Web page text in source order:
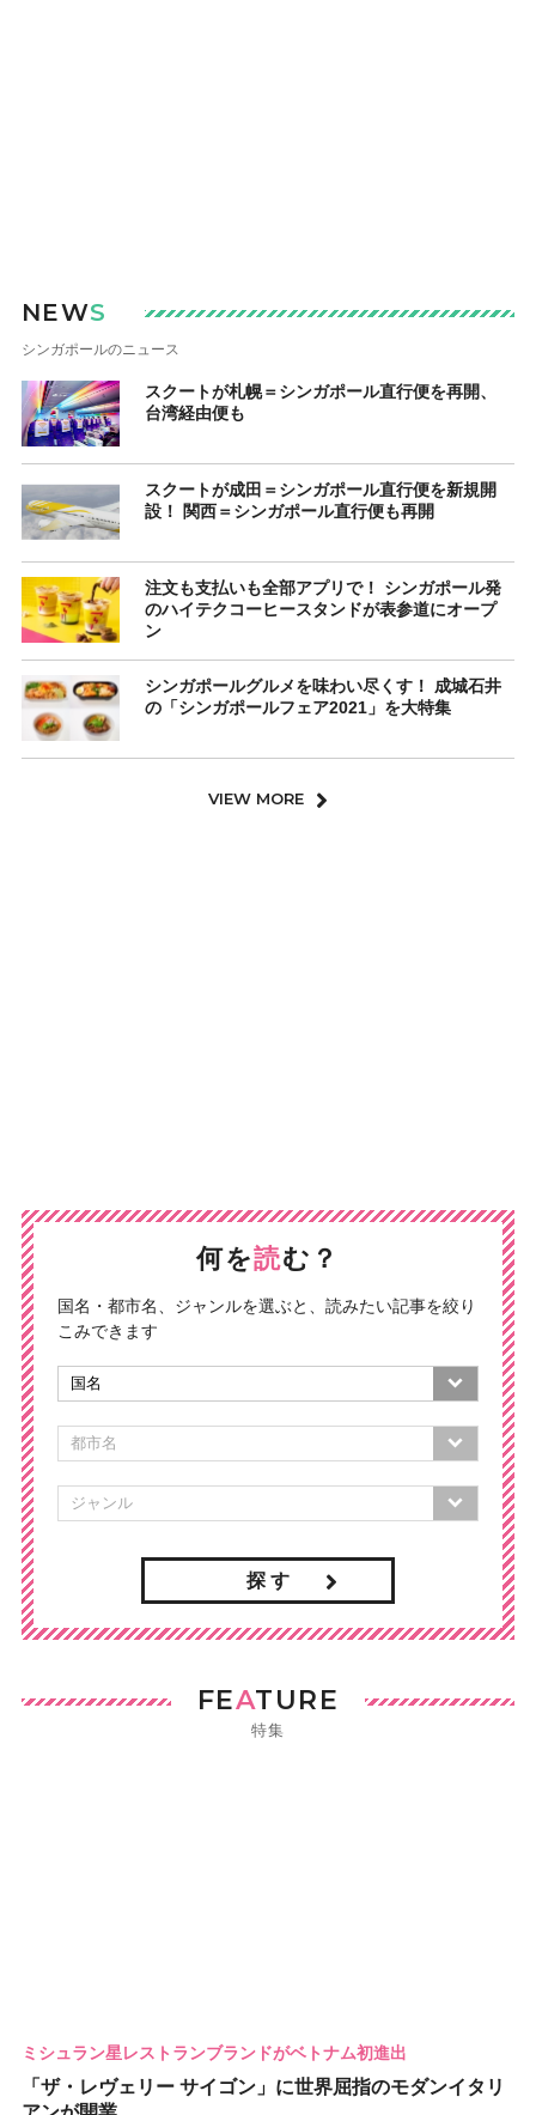
NEWS
シンガポールのニュース
スクートが札幌＝シンガポール直行便を再開、
台湾経由便も
スクートが成田＝シンガポール直行便を新規開
設！ 関西＝シンガポール直行便も再開
注文も支払いも全部アプリで！ シンガポール発
のハイテクコーヒースタンドが表参道にオープ
ン
シンガポールグルメを味わい尽くす！ 成城石井
の「シンガポールフェア2021」を大特集
VIEW MORE
何を読む？
国名・都市名、ジャンルを選ぶと、読みたい記事を絞り
こみできます
探 す
FEATURE
特集
ミシュラン星レストランブランドがベトナム初進出
「ザ・レヴェリー サイゴン」に世界屈指のモダンイタリ